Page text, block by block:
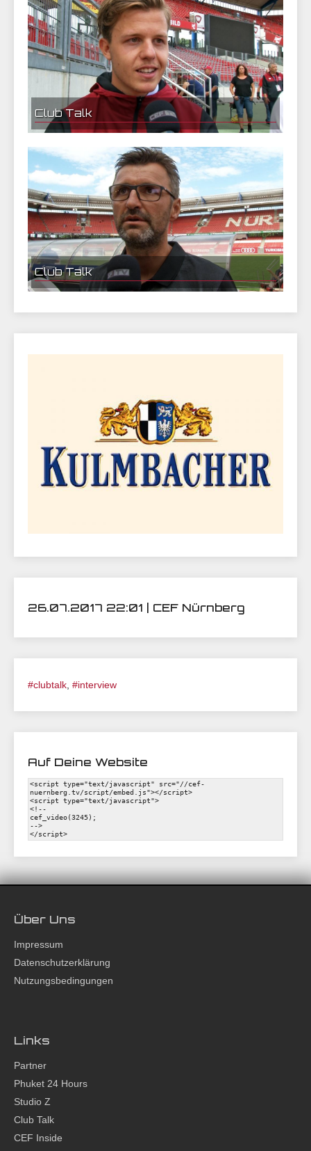
Club Talk
Patrick Kammerbauer im Interview
24.07.2017 07:53 | CEF Nürnberg
Club Talk
Testspiel gegen Borussia Mönchengladbach
26.07.2017 22:01 | CEF Nürnberg
#clubtalk #interview
Auf Deine Website
Über Uns
Impressum
Datenschutzerklärung
Nutzungsbedingungen
Links
Partner
Phuket 24 Hours
Studio Z
Club Talk
CEF Inside